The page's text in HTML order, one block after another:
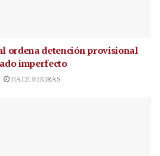
ordena detención provisional
imperfecto
HACE 8 HORAS